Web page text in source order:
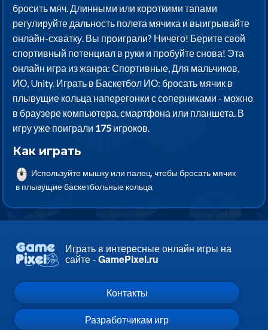
бросить мяч. Длинными или короткими тапами
регулируйте дальность полета мячика и выигрывайте
онлайн-схватку. Вы проиграли? Ничего! Берите свой
спортивный потенциал в руки и пробуйте снова! Эта
онлайн игра из жанра: Спортивные, Для мальчиков,
ИО, Unity. Играть в Баскетбол ИО: бросать мячик в
плывущие кольца наперегонки с соперниками - можно
в браузере компьютера, смартфона или планшета. В
игру уже поиграли 175 игроков.
Как играть
Используйте мышку или палец, чтобы бросать мячик
в плывущие баскетбольные кольца
Играть в интересные онлайн игры на
сайте -GamePixel.ru
Контакты
Разработчикам игр